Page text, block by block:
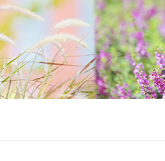
信息公告
文件汇编
学籍管理
实践教学
对外交流
培养方案
毕
政